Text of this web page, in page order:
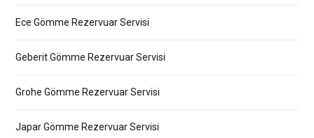
Ece Gömme Rezervuar Servisi
Geberit Gömme Rezervuar Servisi
Grohe Gömme Rezervuar Servisi
Japar Gömme Rezervuar Servisi